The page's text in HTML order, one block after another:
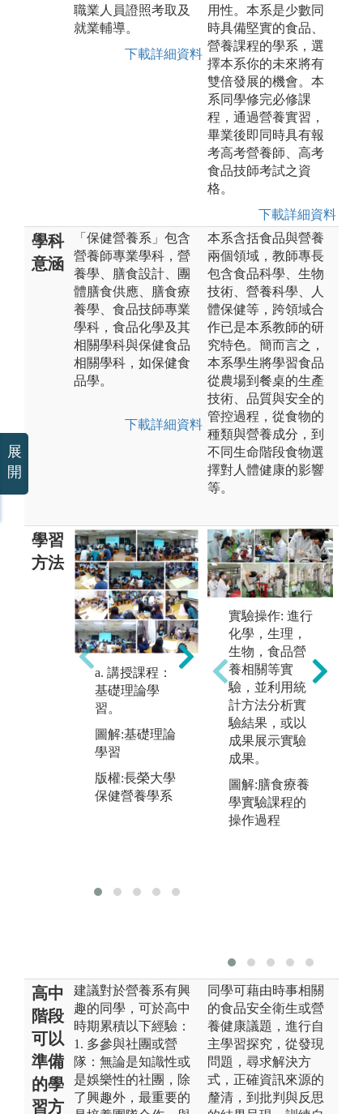
職業人員證照考取及
就業輔導。
下載詳細資料
用性。本系是少數同
時具備堅實的食品、
營養課程的學系，選
擇本系你的未來將有
雙倍發展的機會。本
系同學修完必修課
程，通過營養實習，
畢業後即同時具有報
考高考營養師、高考
食品技師考試之資
格。
下載詳細資料
學科
意涵
「保健營養系」包含
營養師專業學科，營
養學、膳食設計、團
體膳食供應、膳食療
養學、食品技師專業
學科，食品化學及其
相關學科與保健食品
相關學科，如保健食
品學。
下載詳細資料
本系含括食品與營養
兩個領域，教師專長
包含食品科學、生物
技術、營養科學、人
體保健等，跨領域合
作已是本系教師的研
究特色。簡而言之，
本系學生將學習食品
從農場到餐桌的生產
技術、品質與安全的
管控過程，從食物的
種類與營養成分，到
不同生命階段食物選
擇對人體健康的影響
等。
學習
方法
a. 講授課程：
基礎理論學
習。
圖解:基礎理論
學習
版權:長榮大學
保健營養學系
b. 菜單設計與
實務操作：實
作學習，團隊
合作。
圖解:實作學
習，團隊合作
版權:長榮大學
保健營養學系
實驗操作: 進行
化學，生理，
生物，食品營
養相關等實
驗，並利用統
計方法分析實
驗結果，或以
成果展示實驗
成果。
圖解:膳食療養
學實驗課程的
操作過程
高中
階段
可以
準備
的學
習方
建議對於營養系有興
趣的同學，可於高中
時期累積以下經驗：
1. 多參與社團或營
隊：無論是知識性或
是娛樂性的社團，除
了興趣外，最重要的
同學可藉由時事相關
的食品安全衛生或營
養健康議題，進行自
主學習探究，從發現
問題，尋求解決方
式，正確資訊來源的
釐清，到批判與反思
展
開